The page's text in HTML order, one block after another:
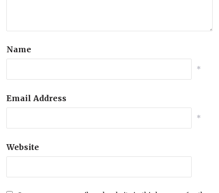
Name
*
Email Address
*
Website